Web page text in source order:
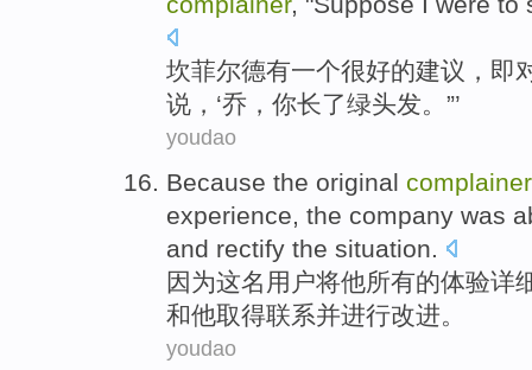
坎菲尔德有一个很好的建议 ， 即
说，‘乔 ，你长了绿头发。”’
youdao
Because the original complainer
experience, the company was
and rectify the situation.
因为这名 用户将他所有的体验详
和他取得联系并进行改进。
youdao